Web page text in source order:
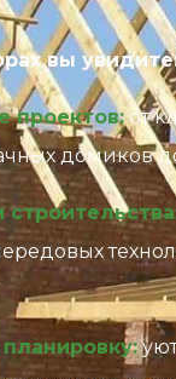
вы
проектов:от
домиков